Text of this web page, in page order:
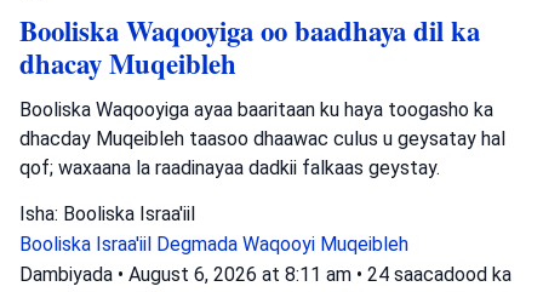
Booliska Waqooyiga oo baadhaya dil ka
dhacay Muqeibleh
Booliska Waqooyiga ayaa baaritaan ku haya toogasho ka
dhacday Muqeibleh taasoo dhaawac culus u geysatay hal
qof; waxaana la raadinayaa dadkii falkaas geystay.
Isha: Booliska Israa'iil
Booliska Israa'iil Degmada Waqooyi Muqeibleh
Dambiyada • August 6, 2026 at 8:11 am • 24 saacadood ka